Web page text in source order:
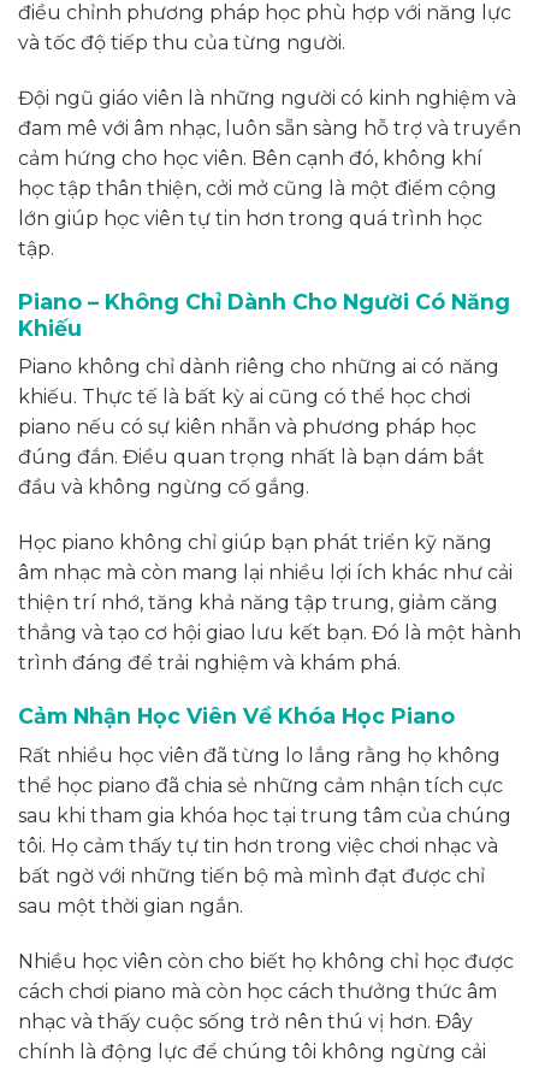
điều chỉnh phương pháp học phù hợp với năng lực
và tốc độ tiếp thu của từng người.
Đội ngũ giáo viên là những người có kinh nghiệm và
đam mê với âm nhạc, luôn sẵn sàng hỗ trợ và truyền
cảm hứng cho học viên. Bên cạnh đó, không khí
học tập thân thiện, cởi mở cũng là một điểm cộng
lớn giúp học viên tự tin hơn trong quá trình học
tập.
Piano – Không Chỉ Dành Cho Người Có Năng
Khiếu
Piano không chỉ dành riêng cho những ai có năng
khiếu. Thực tế là bất kỳ ai cũng có thể học chơi
piano nếu có sự kiên nhẫn và phương pháp học
đúng đắn. Điều quan trọng nhất là bạn dám bắt
đầu và không ngừng cố gắng.
Học piano không chỉ giúp bạn phát triển kỹ năng
âm nhạc mà còn mang lại nhiều lợi ích khác như cải
thiện trí nhớ, tăng khả năng tập trung, giảm căng
thẳng và tạo cơ hội giao lưu kết bạn. Đó là một hành
trình đáng để trải nghiệm và khám phá.
Cảm Nhận Học Viên Về Khóa Học Piano
Rất nhiều học viên đã từng lo lắng rằng họ không
thể học piano đã chia sẻ những cảm nhận tích cực
sau khi tham gia khóa học tại trung tâm của chúng
tôi. Họ cảm thấy tự tin hơn trong việc chơi nhạc và
bất ngờ với những tiến bộ mà mình đạt được chỉ
sau một thời gian ngắn.
Nhiều học viên còn cho biết họ không chỉ học được
cách chơi piano mà còn học cách thưởng thức âm
nhạc và thấy cuộc sống trở nên thú vị hơn. Đây
chính là động lực để chúng tôi không ngừng cải